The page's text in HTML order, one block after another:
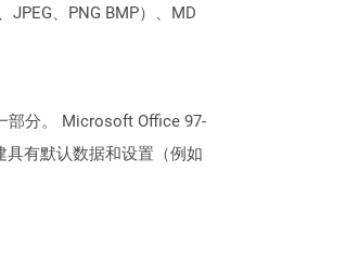
、PNG BMP）、MD
部分。 Microsoft Office 97-
具有默认数据和设置（例如